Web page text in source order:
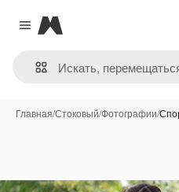
Close menu
Magnific
Главная/Стоковый/Фотографии/